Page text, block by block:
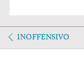
INOFFENSIVO